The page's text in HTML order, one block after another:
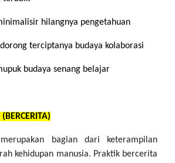
hilangnya pengetahuan
terciptanya budaya kolaborasi
budaya senang belajar
(BERCERITA)
bagian dari keterampilan
kehidupan manusia. Praktik bercerita